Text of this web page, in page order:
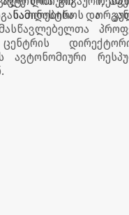
და